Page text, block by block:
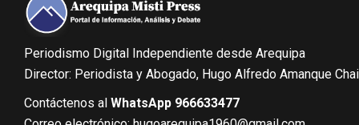
Periodismo Digital Independiente desde Arequipa
Director: Periodista y Abogado, Hugo Alfredo Amanque
Contáctenos al WhatsApp 966633477